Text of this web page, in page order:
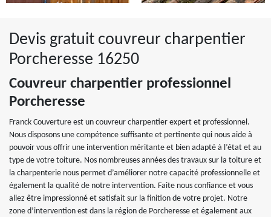
Devis gratuit couvreur charpentier
Porcheresse 16250
Couvreur charpentier professionnel
Porcheresse
Franck Couverture est un couvreur charpentier expert et professionnel.
Nous disposons une compétence suffisante et pertinente qui nous aide à
pouvoir vous offrir une intervention méritante et bien adapté à l’état et au
type de votre toiture. Nos nombreuses années des travaux sur la toiture et
la charpenterie nous permet d’améliorer notre capacité professionnelle et
également la qualité de notre intervention. Faite nous confiance et vous
allez être impressionné et satisfait sur la finition de votre projet. Notre
zone d’intervention est dans la région de Porcheresse et également aux